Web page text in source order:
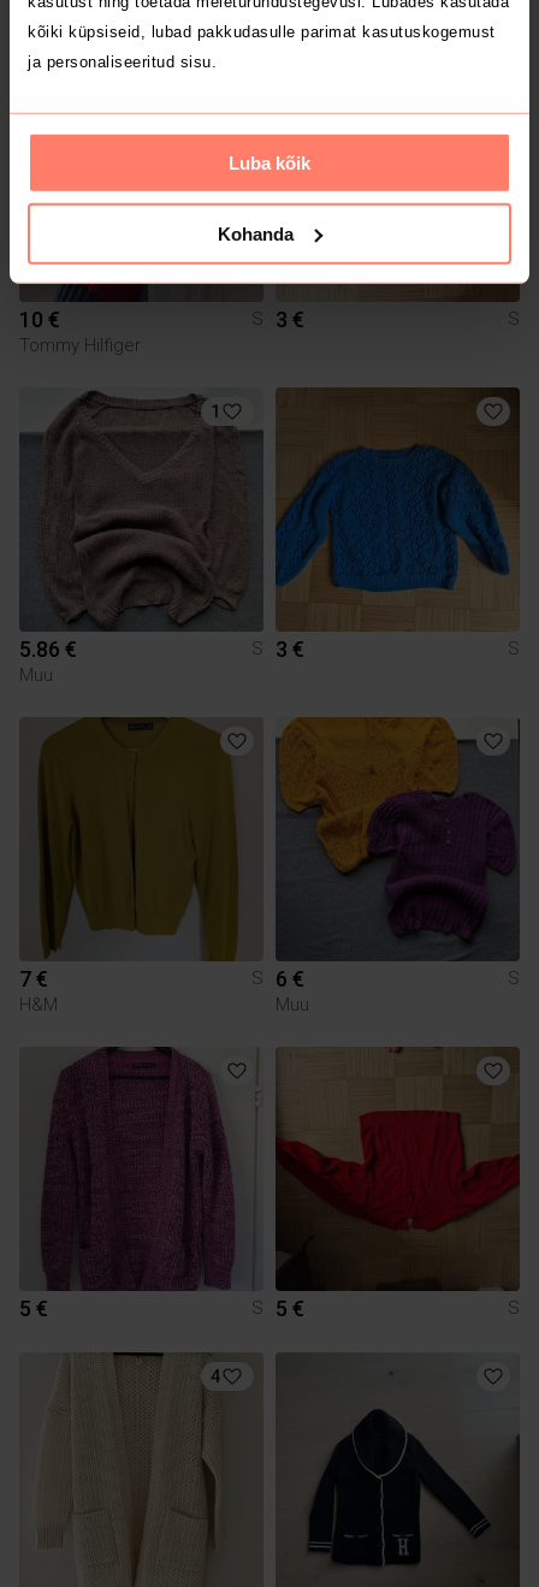
kõiki küpsiseid, lubad pakkudasulle parimat kasutuskogemust
ja personaliseeritud sisu.
Luba kõik
Kohanda
10 €
S
Tommy Hilfiger
3 € S
1
5.86 €
S
Muu
3 € S
7 €
S
H&M
6 €
S
Muu
5 € S 5 € S
4